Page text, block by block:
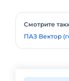
Смотрите
ПАЗ Вектор